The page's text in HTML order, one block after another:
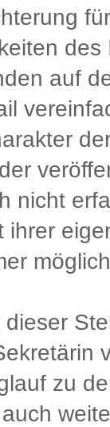
auf
nicht
ihrer
zu